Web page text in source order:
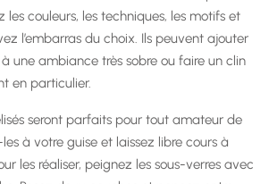
couleurs, les techniques, les motifs et
l’embarras du choix. Ils peuvent ajouter
une ambiance très sobre ou faire un clin
en particulier.
seront parfaits pour tout amateur de
à votre guise et laissez libre cours à
les réaliser, peignez les sous-verres avec